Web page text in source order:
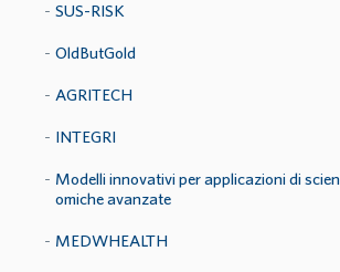
SUS-RISK
OldButGold
AGRITECH
INTEGRI
Modelli innovativi per applicazioni di
omiche avanzate
MEDWHEALTH